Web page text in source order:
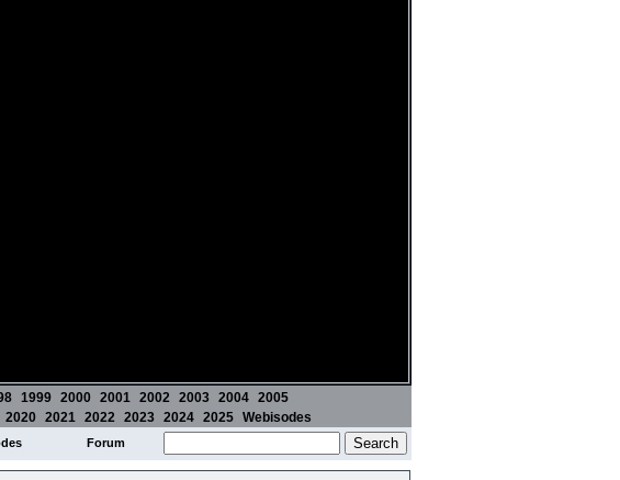
1999 2000 2001 2002 2003 2004 2005
2020 2021 2022 2023 2024 2025 Webisodes
Forum